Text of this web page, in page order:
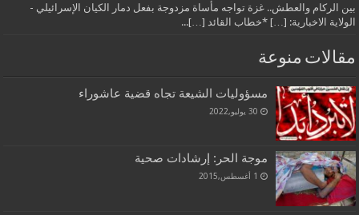
بين الركام والعطش.. غزة تواجه مأساة مزدوجة بفعل دمار الكيان الإسرائيلي -
الولاية الاخبارية: […] *خطاب القائد […]...
مقالات منوعة
مسؤوليات الشيعة تجاه قضية عاشوراء
30 يوليو,2022
موجة الحر: إرشادات صحية
1 أغسطس,2015